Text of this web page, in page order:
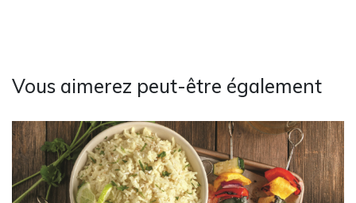
Vous aimerez peut-être également